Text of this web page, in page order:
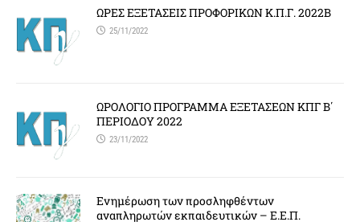
ΩΡΕΣ ΕΞΕΤΑΣΕΙΣ ΠΡΟΦΟΡΙΚΩΝ Κ.Π.Γ. 2022Β
25/11/2022
ΩΡΟΛΟΓΙΟ ΠΡΟΓΡΑΜΜΑ ΕΞΕΤΑΣΕΩΝ ΚΠΓ Β΄
ΠΕΡΙΟΔΟΥ 2022
23/11/2022
Ενημέρωση των προσληφθέντων
αναπληρωτών εκπαιδευτικών – Ε.Ε.Π.